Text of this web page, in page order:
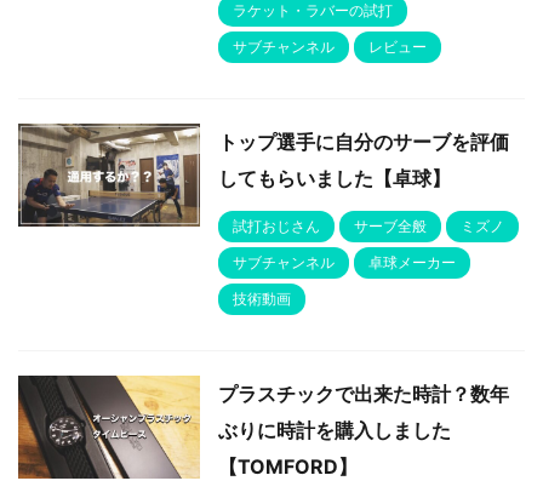
ラケット・ラバーの試打
サブチャンネル
レビュー
トップ選手に自分のサーブを評価
してもらいました【卓球】
試打おじさん サーブ全般
ミズノ
サブチャンネル
卓球メーカー
技術動画
プラスチックで出来た時計？数年
ぶりに時計を購入しました
【TOMFORD】